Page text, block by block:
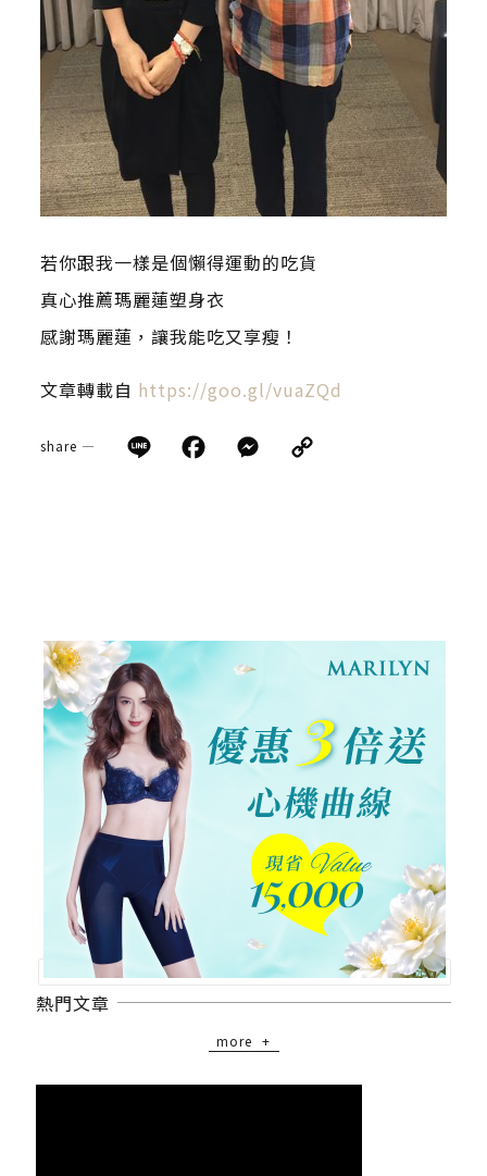
若你跟我一樣是個懶得運動的吃貨
真心推薦瑪麗蓮塑身衣
感謝瑪麗蓮，讓我能吃又享瘦！
文章轉載自 https://goo.gl/vuaZQd
share — Line Facebook
Messenger
熱門文章
more